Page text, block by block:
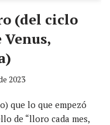
(del ciclo
2023
que lo que empezó
de “lloro cada mes,